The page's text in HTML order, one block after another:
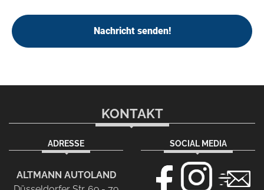
Nachricht senden!
KONTAKT
ADRESSE
ALTMANN AUTOLAND
SOCIAL MEDIA